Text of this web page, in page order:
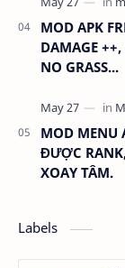
MOD APK
DAMAGE ++,
NO GRASS...
MOD MENU
ĐƯỢC
XOAY TÂM.
Labels